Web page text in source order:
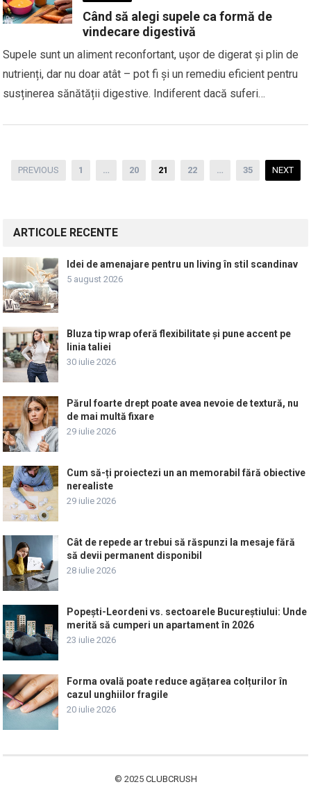
Când să alegi supele ca formă de
vindecare digestivă
Supele sunt un aliment reconfortant, ușor de digerat și plin de
nutrienți, dar nu doar atât – pot fi și un remediu eficient pentru
susținerea sănătății digestive. Indiferent dacă suferi…
Paginație
PREVIOUS 1 … 20 21 22 … 35 NEXT
ARTICOLE RECENTE
Idei de amenajare pentru un living în stil scandinav
5 august 2026
Bluza tip wrap oferă flexibilitate și pune accent pe
linia taliei
30 iulie 2026
Părul foarte drept poate avea nevoie de textură, nu
de mai multă fixare
29 iulie 2026
Cum să-ți proiectezi un an memorabil fără obiective
nerealiste
29 iulie 2026
Cât de repede ar trebui să răspunzi la mesaje fără
să devii permanent disponibil
28 iulie 2026
Popești-Leordeni vs. sectoarele Bucureștiului: Unde
merită să cumperi un apartament în 2026
23 iulie 2026
Forma ovală poate reduce agățarea colțurilor în
cazul unghiilor fragile
20 iulie 2026
© 2025 CLUBCRUSH